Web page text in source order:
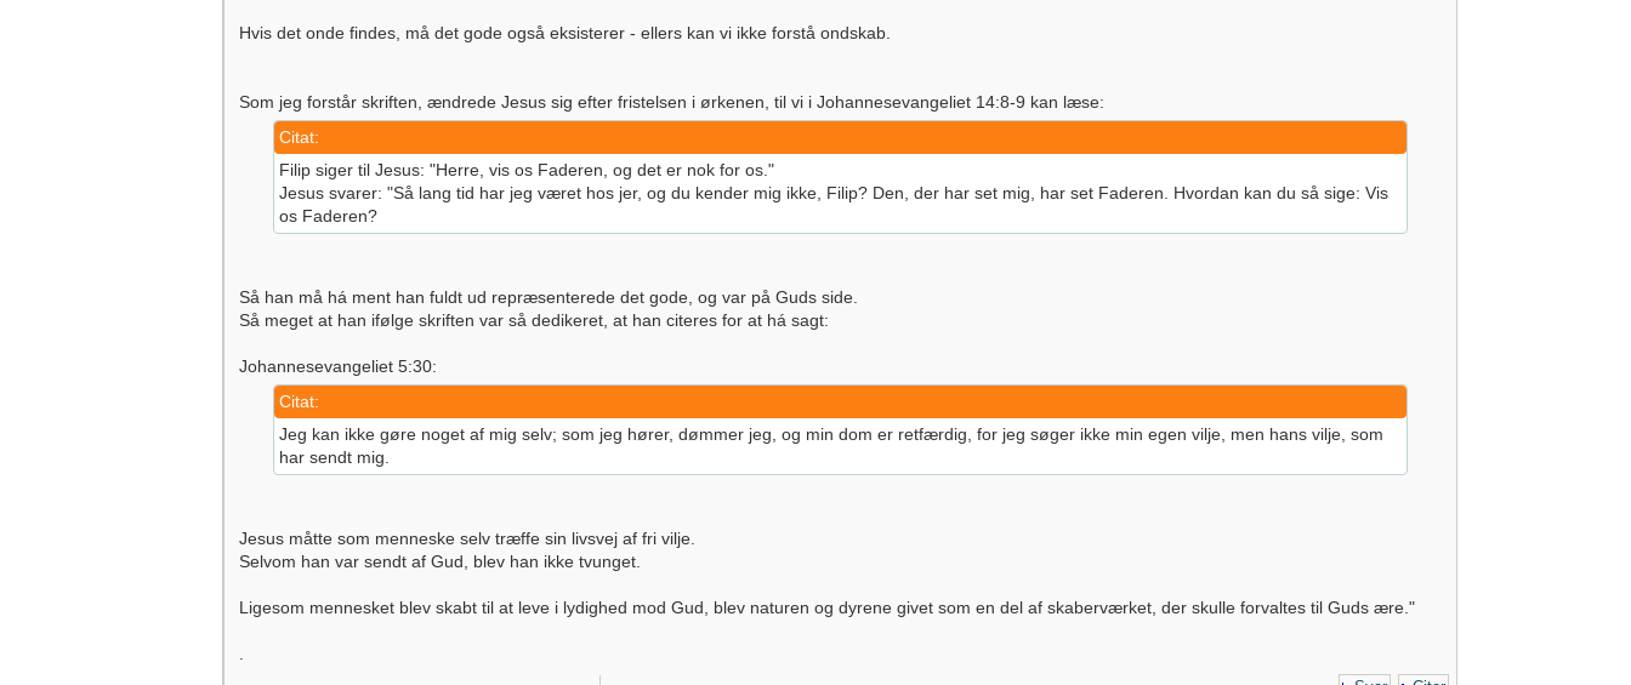
Hvis det onde findes, må det gode også eksisterer - ellers kan vi ikke forstå ondskab.
Som jeg forstår skriften, ændrede Jesus sig efter fristelsen i ørkenen, til vi i Johannesevangeliet 14:8-9 kan læse:
Citat:
Filip siger til Jesus: "Herre, vis os Faderen, og det er nok for os."
Jesus svarer: "Så lang tid har jeg været hos jer, og du kender mig ikke, Filip? Den, der har set mig, har set Faderen. Hvordan kan du så sige: Vis
os Faderen?
Så han må há ment han fuldt ud repræsenterede det gode, og var på Guds side.
Så meget at han ifølge skriften var så dedikeret, at han citeres for at há sagt:
Johannesevangeliet 5:30:
Citat:
Jeg kan ikke gøre noget af mig selv; som jeg hører, dømmer jeg, og min dom er retfærdig, for jeg søger ikke min egen vilje, men hans vilje, som
har sendt mig.
Jesus måtte som menneske selv træffe sin livsvej af fri vilje.
Selvom han var sendt af Gud, blev han ikke tvunget.
Ligesom mennesket blev skabt til at leve i lydighed mod Gud, blev naturen og dyrene givet som en del af skaberværket, der skulle forvaltes til Guds ære."